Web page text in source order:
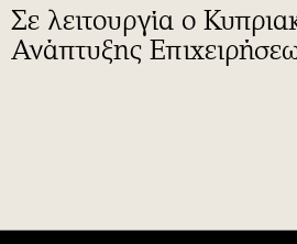
Σε λειτουργία ο
Ανάπτυξης